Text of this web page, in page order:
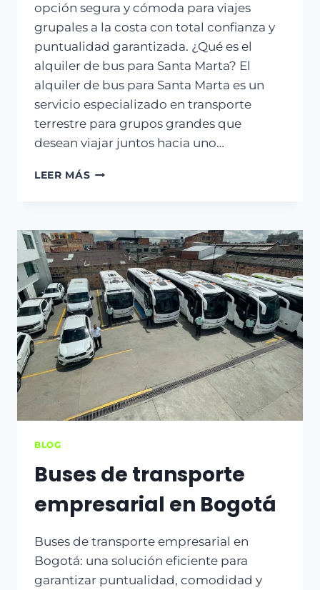
opción segura y cómoda para viajes
grupales a la costa con total confianza y
puntualidad garantizada. ¿Qué es el
alquiler de bus para Santa Marta? El
alquiler de bus para Santa Marta es un
servicio especializado en transporte
terrestre para grupos grandes que
desean viajar juntos hacia uno…
LEER MÁS
BLOG
Buses de transporte
empresarial en Bogotá
Buses de transporte empresarial en
Bogotá: una solución eficiente para
garantizar puntualidad, comodidad y